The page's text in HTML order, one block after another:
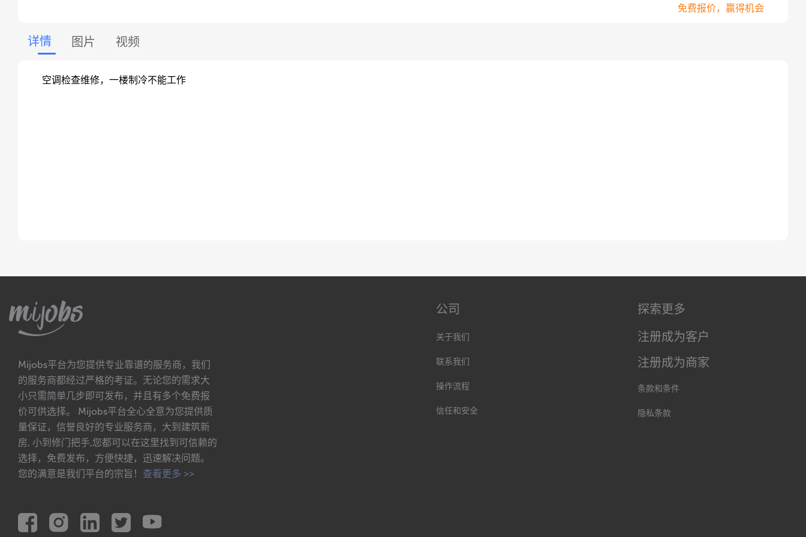
免费报价，赢得机会
详情 图片 视频
空调检查维修，一楼制冷不能工作
Mijobs平台为您提供专业靠谱的服务商，我们
的服务商都经过严格的考证。无论您的需求大
小只需简单几步即可发布，并且有多个免费报
价可供选择。 Mijobs平台全心全意为您提供质
量保证，信誉良好的专业服务商，大到建筑新
房, 小到修门把手,您都可以在这里找到可信赖的
选择，免费发布，方便快捷，迅速解决问题。
您的满意是我们平台的宗旨！ 查看更多 >>
公司
关于我们
联系我们
操作流程
信任和安全
探索更多
注册成为客户
注册成为商家
条款和条件
隐私条款